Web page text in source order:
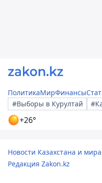
ПолитикаМирФинансы
#Выборы в Курултай
+26°
Новости Казахстана и
Редакция Zakon.kz